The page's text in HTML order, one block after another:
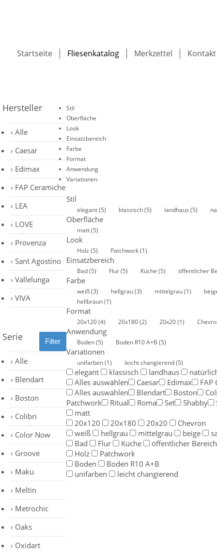
Startseite Fliesenkatalog Merkzettel Kontakt
Hersteller
Alle
Caesar
Edimax
FAP Ceramiche
LEA
LOVE
Provenza
Sant Agostino
Vallelunga
VIVA
Serie
Alle
Blendart
Boston
Colibri
Color Now
Groove
Maku
Meltin
Metrochic
Oaks
Oxidart
Stil
Oberfläche
Look
Einsatzbereich
Farbe
Format
Anwendung
Variationen
Stil
elegant(5) klassisch(5) landhaus (5)
Oberfläche
matt(5)
Look
Holz (5) Patchwork(1)
Einsatzbereich
Bad(5) Flur(5) Küche (5) öffentlicher
Farbe
weiß(3) hellgrau(3) mittelgrau(1)
hellbraun(1)
Format
20x120(4) 20x180(2) 20x20(1)
Anwendung
Boden(5) Boden R10 A+B (5)
Variationen
unifarben(1) leicht changierend(5)
elegant klassisch landhaus
Alles auswählen
Caesar Edimax
FAP
Alles auswählen
Blendart Boston
Patchwork
Ritual Roma Set Shabby
matt
20x120
20x180 20x20
Chevron
weiß
hellgrau mittelgrau beige
Bad
Flur Küche
öffentlicher Bereich
Holz
Patchwork
Boden
Boden R10 A+B
unifarben
leicht changierend